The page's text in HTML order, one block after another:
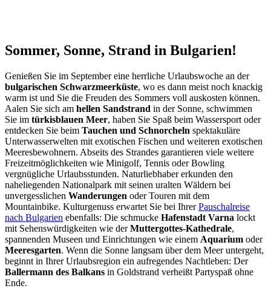
Sommer, Sonne, Strand in Bulgarien!
Genießen Sie im September eine herrliche Urlaubswoche an der
bulgarischen Schwarzmeerküste, wo es dann meist noch knackig
warm ist und Sie die Freuden des Sommers voll auskosten können.
Aalen Sie sich am hellen Sandstrand in der Sonne, schwimmen
Sie im türkisblauen Meer, haben Sie Spaß beim Wassersport oder
entdecken Sie beim Tauchen und Schnorcheln spektakuläre
Unterwasserwelten mit exotischen Fischen und weiteren exotischen
Meeresbewohnern. Abseits des Strandes garantieren viele weitere
Freizeitmöglichkeiten wie Minigolf, Tennis oder Bowling
vergnügliche Urlaubsstunden. Naturliebhaber erkunden den
naheliegenden Nationalpark mit seinen uralten Wäldern bei
unvergesslichen Wanderungen oder Touren mit dem
Mountainbike. Kulturgenuss erwartet Sie bei IhrerPauschalreise
nach Bulgarien ebenfalls: Die schmucke Hafenstadt Varna lockt
mit Sehenswürdigkeiten wie derMuttergottes-Kathedrale,
spannenden Museen und Einrichtungen wie einem Aquarium oder
Meeresgarten. Wenn die Sonne langsam über dem Meer untergeht,
beginnt in Ihrer Urlaubsregion ein aufregendes Nachtleben: Der
Ballermann des Balkans in Goldstrand verheißt Partyspaß ohne
Ende.